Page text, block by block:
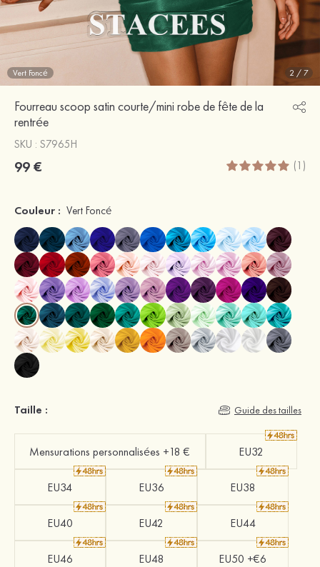
Vert Foncé 2 /7
Fourreau scoop satin courte/mini robe de fête de la
rentrée
SKU : S7965H
99 € (1)
Couleur : Vert Foncé
Taille : Guide des tailles
Mensurations personnalisées +18 € EU32
EU34 EU36 EU38
EU40 EU42 EU44
EU46 EU48 EU50 +€6